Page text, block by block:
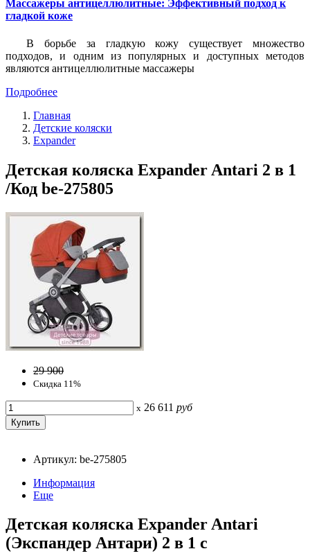
Массажеры антицеллюлитные: Эффективный подход к
гладкой коже
В борьбе за гладкую кожу существует множество
подходов, и одним из популярных и доступных методов
являются антицеллюлитные массажеры
Подробнее
Главная
Детские коляски
Expander
Детская коляска Expander Antari 2 в 1
/Код be-275805
29 900
Скидка 11%
x 26 611 руб
Артикул: be-275805
Информация
Еще
Детская коляска Expander Antari
(Экспандер Антари) 2 в 1 с